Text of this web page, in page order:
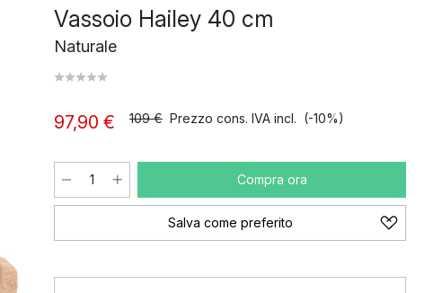
Vassoio Hailey 40 cm
Naturale
97,90 € 109 € Prezzo cons. IVA incl. (-10%)
Compra ora
Salva come preferito